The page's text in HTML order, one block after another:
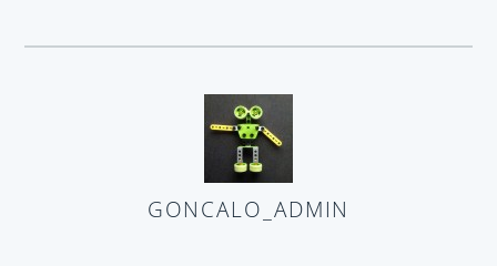
GONCALO_ADMIN